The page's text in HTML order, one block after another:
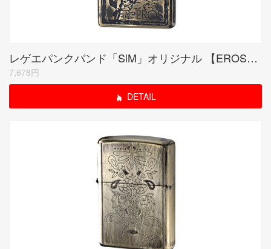
レゲエパンクバンド「SiM」オリジナル 【EROS】 ブラスプレート
7,678円
DETAIL